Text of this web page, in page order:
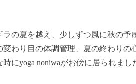
ラの夏を越え、少しずつ風に秋の予
変わり目の体調管理、夏の終わりの
時にyoga noniwaがお傍に居られまし